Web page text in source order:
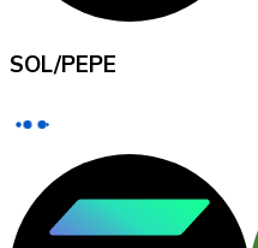
Transferencia SEPA
Añade fondos a tu
SOL/PEPE